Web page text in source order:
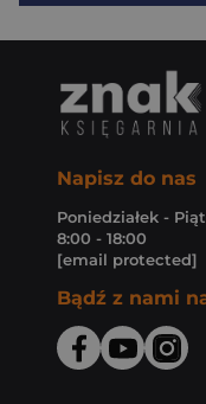
Napisz do nas
Poniedziałek -
8:00 - 18:00
[email protected]
Bądź z nami